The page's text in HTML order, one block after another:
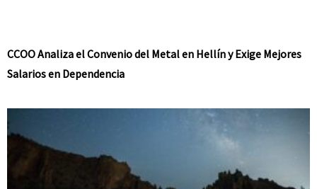
CCOO Analiza el Convenio del Metal en Hellín y Exige Mejores
Salarios en Dependencia